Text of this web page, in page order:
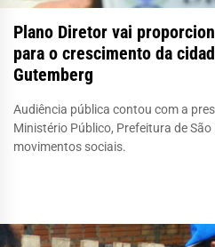
Plano Diretor vai
para o crescimento da
Gutemberg
Audiência pública contou com a
Ministério Público, Prefeitura de
movimentos sociais.